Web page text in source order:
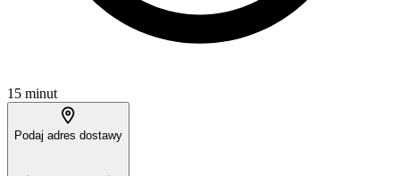
15 minut
Podaj adres dostawy